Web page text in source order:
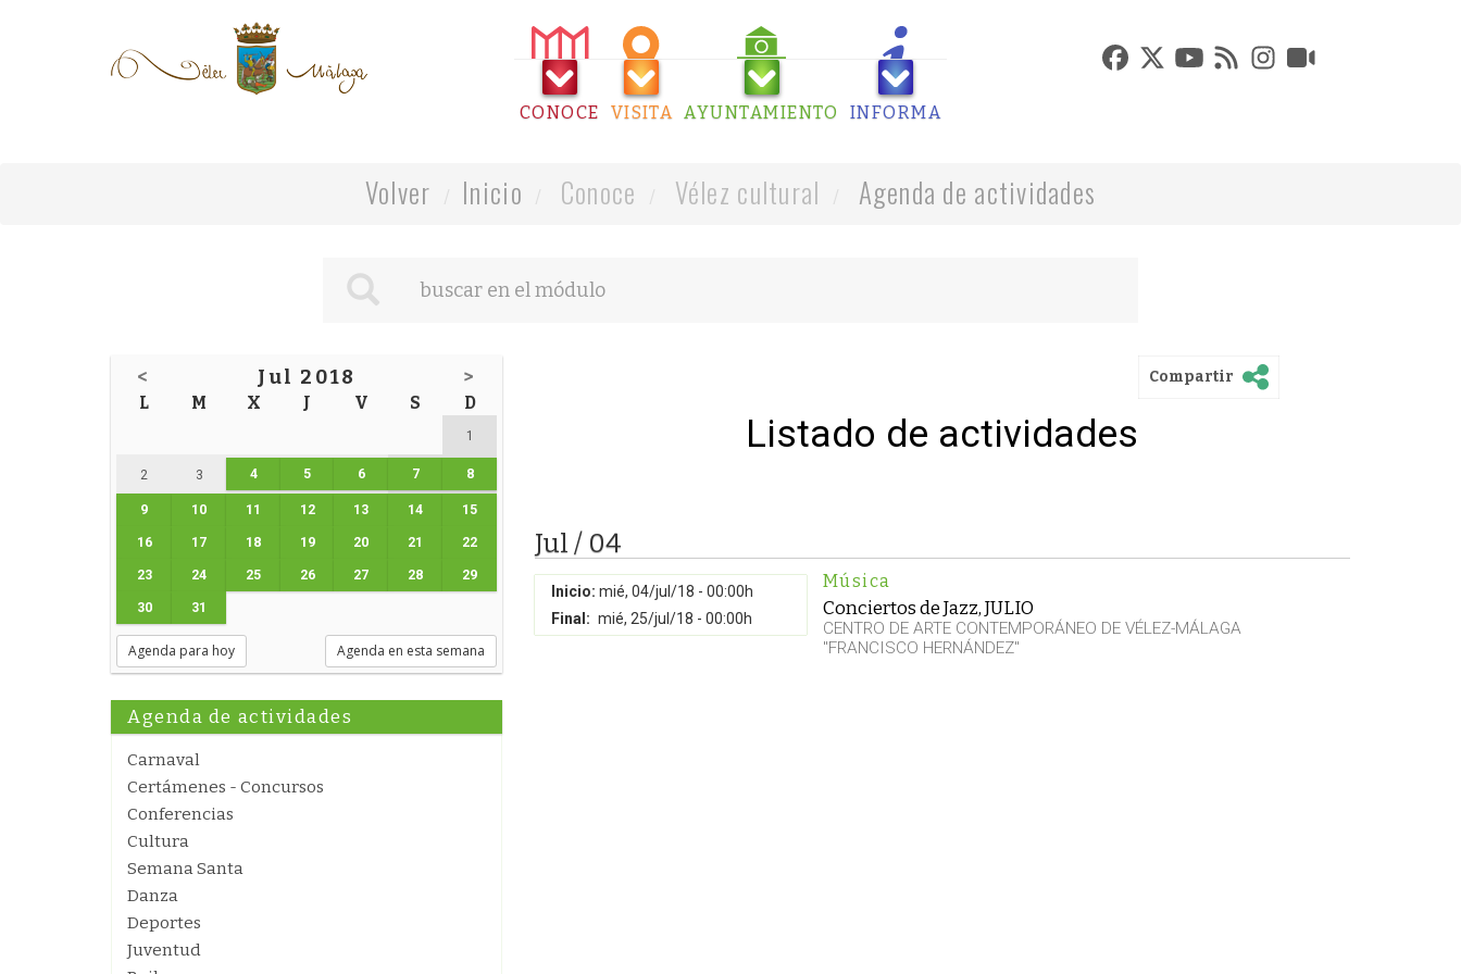
CONOCE VISITA AYUNTAMIENTO INFORMA
Volver Inicio Conoce Vélez cultural Agenda de actividades
< Jul 2018 >
L M X J V S D
1
2 3 4 5 6 7 8
9 10 11 12 13 14 15
16 17 18 19 20 21 22
23 24 25 26 27 28 29
30 31
Agenda para hoy Agenda en esta semana
Agenda de actividades
Carnaval
Certámenes - Concursos
Conferencias
Cultura
Semana Santa
Danza
Deportes
Juventud
Compartir
Listado de actividades
Jul / 04
Inicio: mié, 04/jul/18 - 00:00h
Final: mié, 25/jul/18 - 00:00h
Música
Conciertos de Jazz, JULIO
CENTRO DE ARTE CONTEMPORÁNEO DE VÉLEZ-MÁLAGA
"FRANCISCO HERNÁNDEZ"